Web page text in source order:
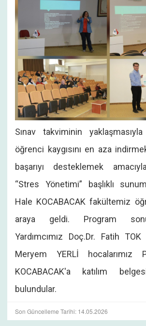
Sınav takviminin
öğrenci kaygısını en aza
başarıyı desteklemek
“Stres Yönetimi” başlıklı
Hale KOCABACAK fakültemiz
araya geldi. Program
Yardımcımız Doç.Dr. Fatih TOK
Meryem YERLİ hocalarımız
KOCABACAK'a katılım
bulundular.
Son Güncelleme Tarihi: 14.05.2026